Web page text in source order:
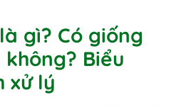
gì? Có giống
Biểu
xử lý